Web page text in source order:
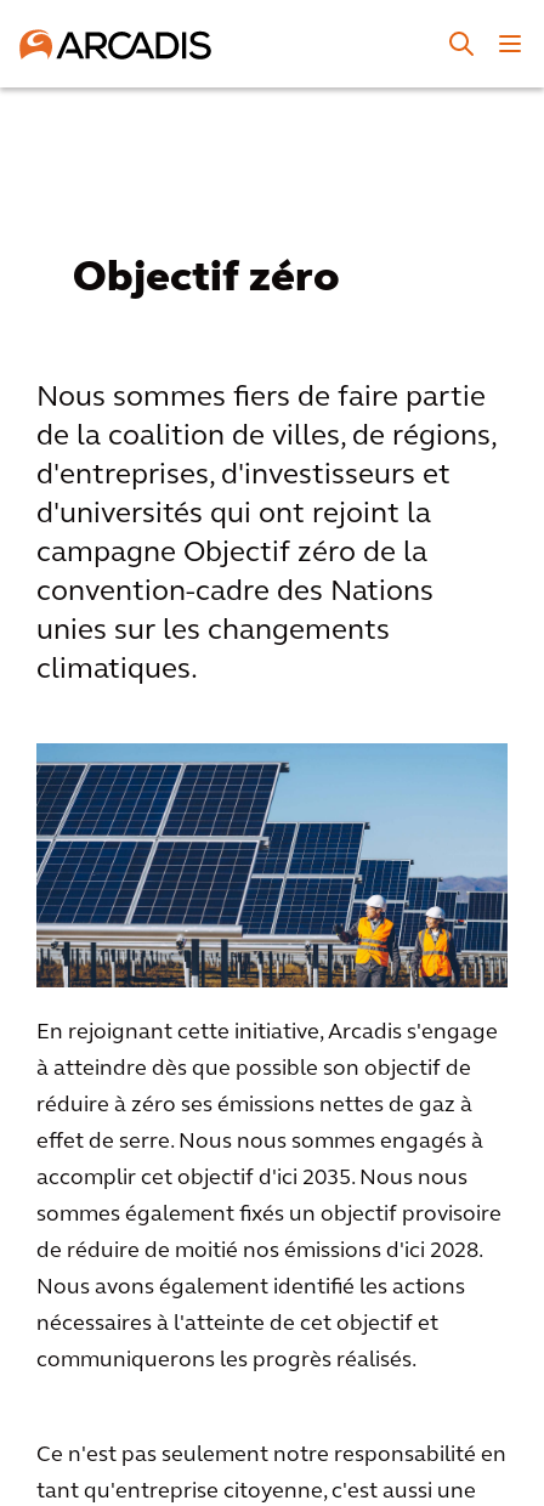
Objectif zéro
Nous sommes fiers de faire partie
de la coalition de villes, de régions,
d'entreprises, d'investisseurs et
d'universités qui ont rejoint la
campagne Objectif zéro de la
convention-cadre des Nations
unies sur les changements
climatiques.
En rejoignant cette initiative, Arcadis s'engage
à atteindre dès que possible son objectif de
réduire à zéro ses émissions nettes de gaz à
effet de serre. Nous nous sommes engagés à
accomplir cet objectif d'ici 2035. Nous nous
sommes également fixés un objectif provisoire
de réduire de moitié nos émissions d'ici 2028.
Nous avons également identifié les actions
nécessaires à l'atteinte de cet objectif et
communiquerons les progrès réalisés.
Ce n'est pas seulement notre responsabilité en
tant qu'entreprise citoyenne, c'est aussi une